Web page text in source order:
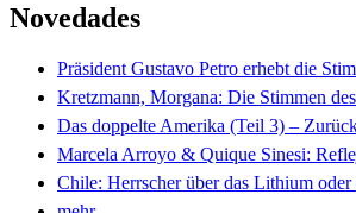
Novedades
Präsident Gustavo Petro erhebt die
Kretzmann, Morgana: Die Stimmen
Das doppelte Amerika (Teil 3) –
Marcela Arroyo & Quique Sinesi:
Chile: Herrscher über das Lithium